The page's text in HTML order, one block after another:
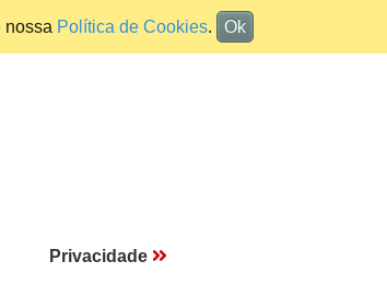
nossa Política de Cookies. Ok
Privacidade